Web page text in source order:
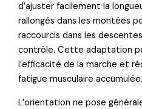
d’ajuster facilement la
rallongés dans les montées
raccourcis dans les
contrôle. Cette adaptation
l’efficacité de la marche et
fatigue musculaire accumulée.
L’orientation ne pose